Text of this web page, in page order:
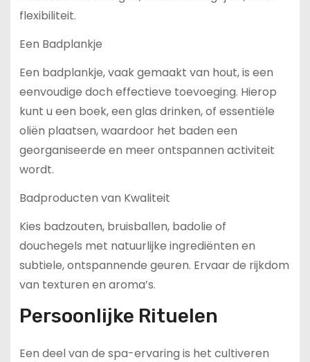
flexibiliteit.
Een Badplankje
Een badplankje, vaak gemaakt van hout, is een
eenvoudige doch effectieve toevoeging. Hierop
kunt u een boek, een glas drinken, of essentiële
oliën plaatsen, waardoor het baden een
georganiseerde en meer ontspannen activiteit
wordt.
Badproducten van Kwaliteit
Kies badzouten, bruisballen, badolie of
douchegels met natuurlijke ingrediënten en
subtiele, ontspannende geuren. Ervaar de rijkdom
van texturen en aroma’s.
Persoonlijke Rituelen
Een deel van de spa-ervaring is het cultiveren